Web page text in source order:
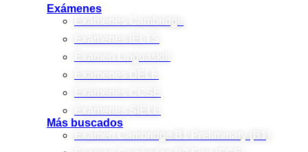
Exámenes
Exámenes Cambridge
Exámenes IELTS
Examen Linguaskill
Exámenes DELE
Exámenes CCSE
Exámenes SIELE
Más buscados
Examen Cambridge B1 Preliminary (B1)